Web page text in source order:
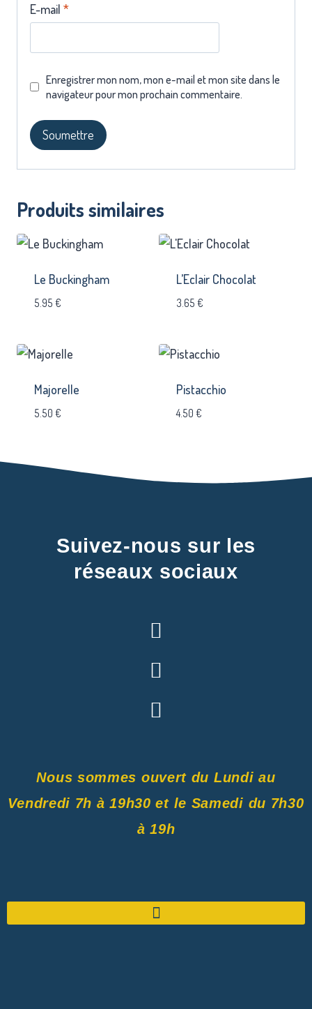
E-mail *
Enregistrer mon nom, mon e-mail et mon site dans le
navigateur pour mon prochain commentaire.
Produits similaires
Le Buckingham
5.95 €
L’Eclair Chocolat
3.65 €
Majorelle
5.50 €
Pistacchio
4.50 €
Suivez-nous sur les
réseaux sociaux
Nous sommes ouvert du Lundi au
Vendredi 7h à 19h30 et le Samedi du 7h30
à 19h